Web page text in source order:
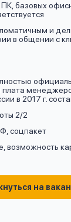
базовых
и
в общении с
плата
в 2017 г.
2/2
соцпакет
возможность
на